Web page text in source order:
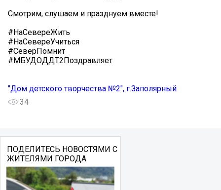
Смотрим, слушаем и празднуем вместе!
#НаСевереЖить
#НаСевереУчиться
#СеверПомнит
#МБУДОДДТ2Поздравляет
"Дом детского творчества №2", г.Заполярный
34
ПОДЕЛИТЕСЬ НОВОСТЯМИ С
ЖИТЕЛЯМИ ГОРОДА